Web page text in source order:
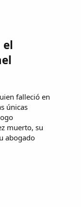
el
falleció en
únicas
muerto, su
abogado